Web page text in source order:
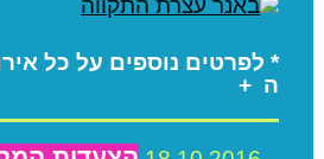
* לפרטים נוספים על כל
ה +